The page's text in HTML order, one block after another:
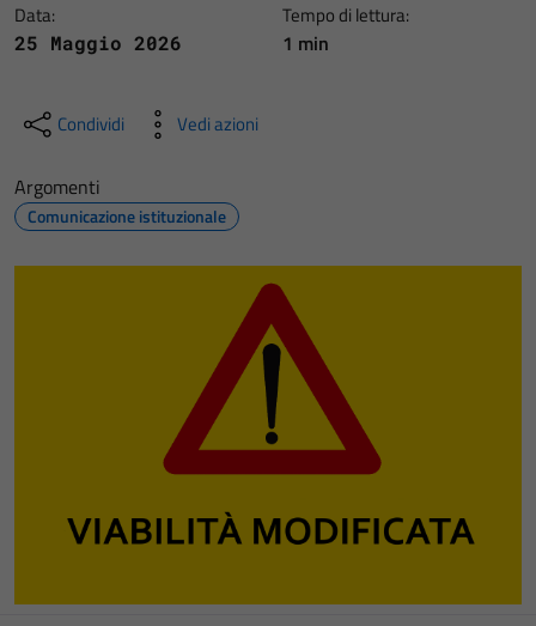
Data:
25 Maggio 2026
Tempo di lettura:
1 min
Condividi Vedi azioni
Argomenti
Comunicazione istituzionale